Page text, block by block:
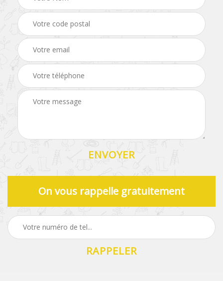
On vous rappelle gratuitement